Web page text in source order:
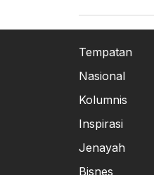
Tempatan
Nasional
Kolumnis
Inspirasi
Jenayah
Bisnes